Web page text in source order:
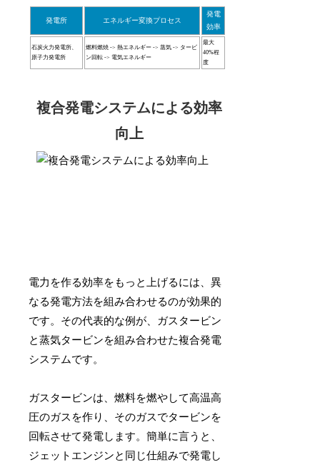
発電所 エネルギー変換プロセス
発電
効率
石炭火力発電所、
原子力発電所
燃料燃焼 -> 熱エネルギー -> 蒸気 -> タービ
ン回転 -> 電気エネルギー
最大
40%程
度
複合発電システムによる効率
向上
電力を作る効率をもっと上げるには、異
なる発電方法を組み合わせるのが効果的
です。その代表的な例が、ガスタービン
と蒸気タービンを組み合わせた複合発電
システムです。
ガスタービンは、燃料を燃やして高温高
圧のガスを作り、そのガスでタービンを
回転させて発電します。簡単に言うと、
ジェットエンジンと同じ仕組みで発電し